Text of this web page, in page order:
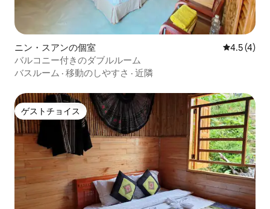
ニン・スアンの個室 レビュー4
4.5 (4)
バルコニー付きのダブルルーム
バスルーム · 移動のしやすさ · 近隣
ゲストチョイス
ゲストチョイス